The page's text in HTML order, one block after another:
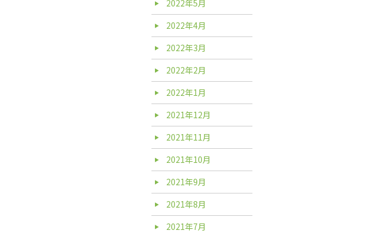
2022年5月
2022年4月
2022年3月
2022年2月
2022年1月
2021年12月
2021年11月
2021年10月
2021年9月
2021年8月
2021年7月